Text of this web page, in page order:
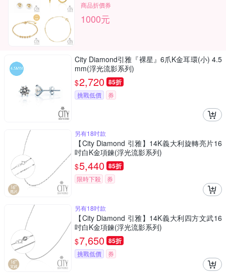
商品折價券
1000元
City Diamond引雅『裸星』6爪K金耳環(小) 4.5
mm(浮光流影系列)
$2,720 85折
挑戰低價 券
另有18吋款
【City Diamond 引雅】14K義大利旋轉亮片16
吋白K金項鍊(浮光流影系列)
$5,440 85折
限時下殺 券
另有18吋款
【City Diamond 引雅】14K義大利四方文武16
吋白K金項鍊(浮光流影系列)
$7,650 85折
挑戰低價 券